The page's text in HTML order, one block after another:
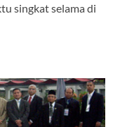
singkat selama di